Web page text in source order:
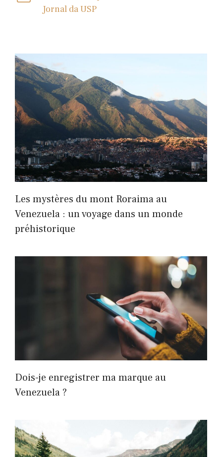
Jornal da USP
Les mystères du mont Roraima au
Venezuela : un voyage dans un monde
préhistorique
Dois-je enregistrer ma marque au
Venezuela ?